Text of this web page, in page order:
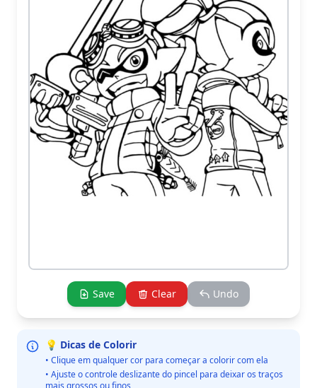
Save Clear Undo
💡 Dicas de Colorir
• Clique em qualquer cor para começar a colorir com ela
• Ajuste o controle deslizante do pincel para deixar os traços